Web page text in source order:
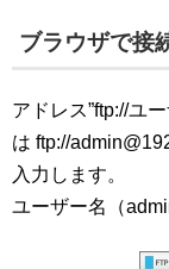
ブラウザで接
アドレス”ftp://ユ
は ftp://
入力します。
ユーザー名（